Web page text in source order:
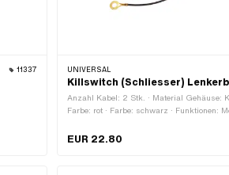
11337 UNIVERSAL
Killswitch (Schliesser)
Anzahl Kabel: 2 Stk. · Material Gehäuse:
Farbe: rot · Farbe: schwarz · Funktionen:
EUR 22.80